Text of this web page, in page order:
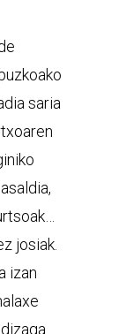
saria
josiak.
izan